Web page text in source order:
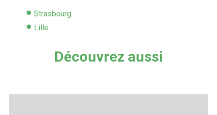
Strasbourg
Lille
Découvrez aussi